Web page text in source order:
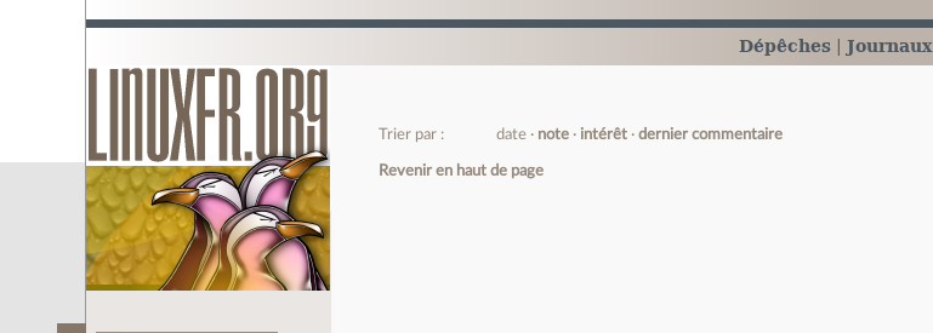
Dépêches Journaux
Trier par : date note intérêt dernier commentaire
Revenir en haut de page